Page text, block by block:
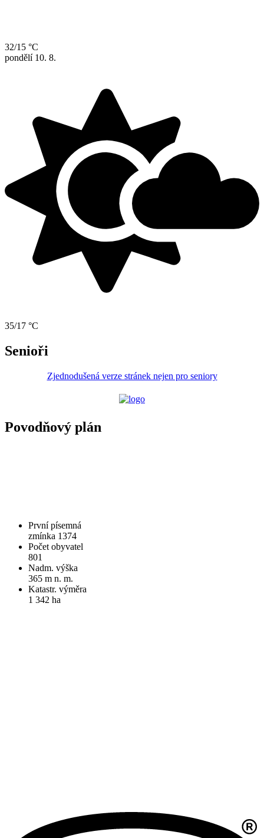
32/15 °C
pondělí 10. 8.
35/17 °C
Senioři
Zjednodušená verze stránek nejen pro seniory
Povodňový plán
První písemná
zmínka 1374
Počet obyvatel
801
Nadm. výška
365 m n. m.
Katastr. výměra
1 342 ha